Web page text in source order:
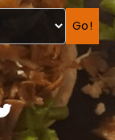
Go!